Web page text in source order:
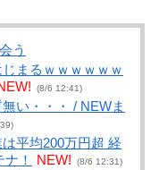
う
まるｗｗｗｗｗｗ
(8/6 12:41)
い・・・ / NEWま
平均200万円超 経
！
NEW! (8/6 12:31)